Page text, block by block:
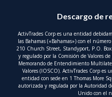
Descargo de
ActivTrades Corp es una entidad
las Bahamas («Bahamas») con el
210 Church Street, Standyport, P.O.
y regulado por la Comisión de Valores
Memorando de Entendimiento
Valores (IOSCO). ActivTrades Corp es
entidad con sede en 1 Thomas More
autorizada y regulada por la Autoridad
Unido con el